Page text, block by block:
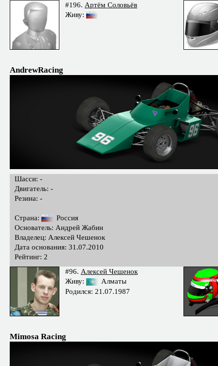
#196. Артём Соловьёв
Живу:
AndrewRacing
Шасси: -
Двигатель: -
Резина: -
Страна:
Россия
Основатель: Андрей Жабин
Владелец: Алексей Чешенок
Дата основания: 31.07.2010
Рейтинг: 2
#96. Алексей Чешенок
Живу:
Алматы
Родился: 21.07.1987
Mimosa Racing